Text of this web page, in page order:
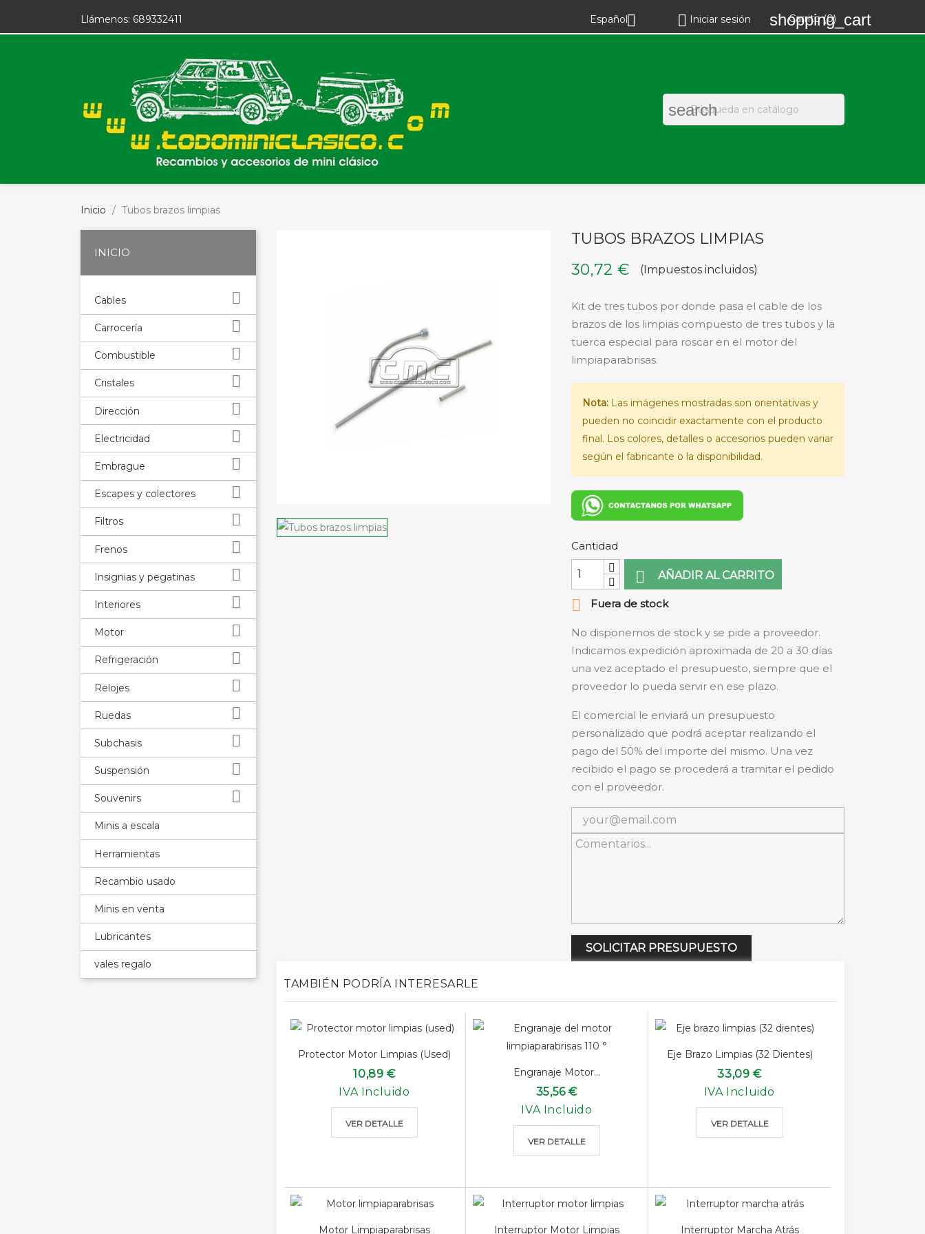
Llámenos: 689332411 Español  Iniciar sesión shopping_cart
Carrito (0)
search
Inicio Tubos brazos limpias
INICIO
Cables 
Carrocería 
Combustible 
Cristales 
Dirección 
Electricidad 
Embrague 
Escapes y colectores 
Filtros 
Frenos 
Insignias y pegatinas 
Interiores 
Motor 
Refrigeración 
Relojes 
Ruedas 
Subchasis 
Suspensión 
Souvenirs 
Minis a escala
Herramientas
Recambio usado
Minis en venta
Lubricantes
vales regalo
TUBOS BRAZOS LIMPIAS
30,72 €
(Impuestos incluidos)
Kit de tres tubos por donde pasa el cable de los
brazos de los limpias compuesto de tres tubos y la
tuerca especial para roscar en el motor del
limpiaparabrisas.
Nota:Las imágenes mostradas son orientativas y
pueden no coincidir exactamente con el producto
final. Los colores, detalles o accesorios pueden variar
según el fabricante o la disponibilidad.
Cantidad
 AÑADIR AL CARRITO
 Fuera de stock
No disponemos de stock y se pide a proveedor.
Indicamos expedición aproximada de 20 a 30 días
una vez aceptado el presupuesto, siempre que el
proveedor lo pueda servir en ese plazo.
El comercial le enviará un presupuesto
personalizado que podrá aceptar realizando el
pago del 50% del importe del mismo. Una vez
recibido el pago se procederá a tramitar el pedido
con el proveedor.
SOLICITAR PRESUPUESTO
TAMBIÉN PODRÍA INTERESARLE
Protector Motor Limpias (used)
10,89 €
IVA Incluido
VER DETALLE
Engranaje Motor...
35,56 €
IVA Incluido
VER DETALLE
Eje Brazo Limpias (32 Dientes)
33,09 €
IVA Incluido
VER DETALLE
Motor Limpiaparabrisas Interruptor Motor Limpias Interruptor Marcha Atrás